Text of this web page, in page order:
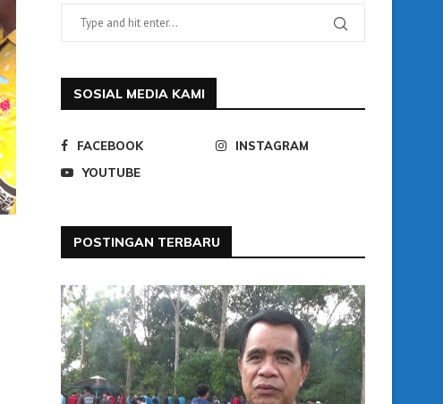
SOSIAL MEDIA KAMI
FACEBOOK
INSTAGRAM
YOUTUBE
POSTINGAN TERBARU